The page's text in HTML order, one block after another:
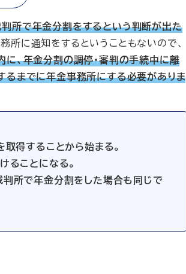
所で年金分割をするという判断が出た
所に通知をするということもないので、
に、年金分割の調停・審判の手続中に離
るまでに年金事務所にする必要がありま
得することから始まる。
ることになる。
所で年金分割をした場合も同じで